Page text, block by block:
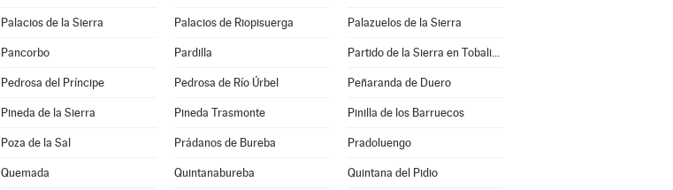
Palacios de la Sierra Palacios de Riopisuerga Palazuelos de la Sierra
Pancorbo Pardilla Partido de la Sierra en Tobalina
Pedrosa del Príncipe Pedrosa de Río Úrbel Peñaranda de Duero
Pineda de la Sierra Pineda Trasmonte Pinilla de los Barruecos
Poza de la Sal Prádanos de Bureba Pradoluengo
Quemada Quintanabureba Quintana del Pidio